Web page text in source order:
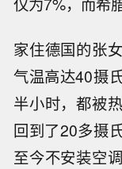
家住德国的张
气温高达40摄
半小时，都被
回到了20多摄
至今不安装空